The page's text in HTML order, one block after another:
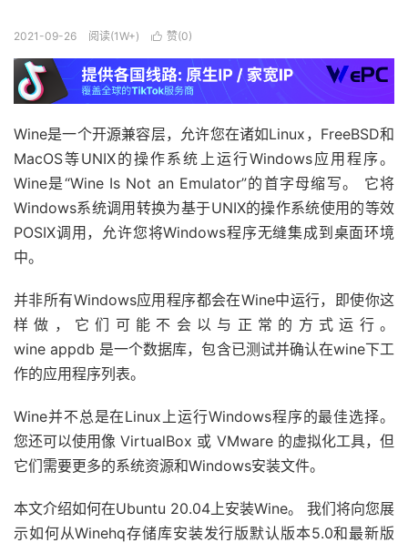
2021-09-26 阅读(1W+)  赞(0)
Wine是一个开源兼容层，允许您在诸如Linux，FreeBSD和
MacOS等UNIX的操作系统上运行Windows应用程序。
Wine是“Wine Is Not an Emulator”的首字母缩写。 它将
Windows系统调用转换为基于UNIX的操作系统使用的等效
POSIX调用，允许您将Windows程序无缝集成到桌面环境
中。
并非所有Windows应用程序都会在Wine中运行，即使你这
样做，它们可能不会以与正常的方式运行。
wine appdb 是一个数据库，包含已测试并确认在wine下工
作的应用程序列表。
Wine并不总是在Linux上运行Windows程序的最佳选择。
您还可以使用像 VirtualBox 或 VMware 的虚拟化工具，但
它们需要更多的系统资源和Windows安装文件。
本文介绍如何在Ubuntu 20.04上安装Wine。 我们将向您展
示如何从Winehq存储库安装发行版默认版本5.0和最新版